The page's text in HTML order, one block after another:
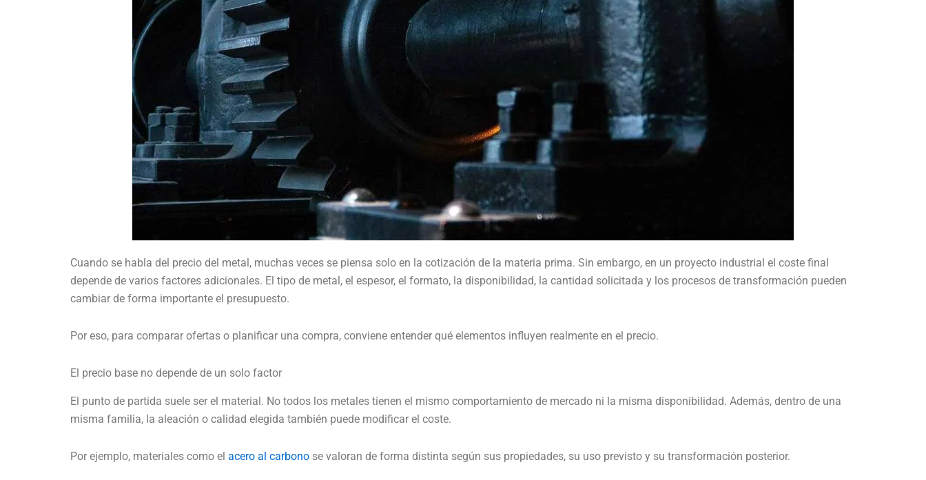
Cuando se habla del precio del metal, muchas veces se piensa solo en la cotización de la materia prima. Sin embargo, en un proyecto industrial el coste final
depende de varios factores adicionales. El tipo de metal, el espesor, el formato, la disponibilidad, la cantidad solicitada y los procesos de transformación pueden
cambiar de forma importante el presupuesto.
Por eso, para comparar ofertas o planificar una compra, conviene entender qué elementos influyen realmente en el precio.
El precio base no depende de un solo factor
El punto de partida suele ser el material. No todos los metales tienen el mismo comportamiento de mercado ni la misma disponibilidad. Además, dentro de una
misma familia, la aleación o calidad elegida también puede modificar el coste.
Por ejemplo, materiales como el acero al carbono se valoran de forma distinta según sus propiedades, su uso previsto y su transformación posterior.